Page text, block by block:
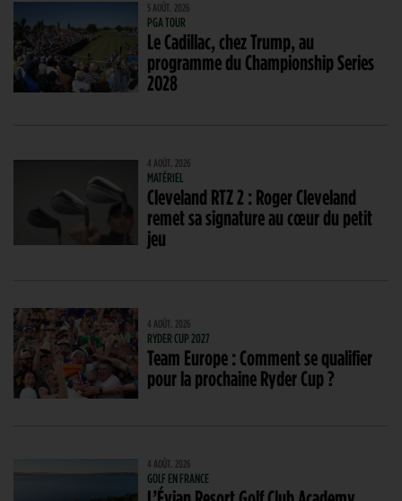
5 AOÛT. 2026
PGA TOUR
Le Cadillac, chez Trump, au
programme du Championship Series
2028
4 AOÛT. 2026
MATÉRIEL
Cleveland RTZ 2 : Roger Cleveland
remet sa signature au cœur du petit
jeu
4 AOÛT. 2026
RYDER CUP 2027
Team Europe : Comment se qualifier
pour la prochaine Ryder Cup ?
4 AOÛT. 2026
GOLF EN FRANCE